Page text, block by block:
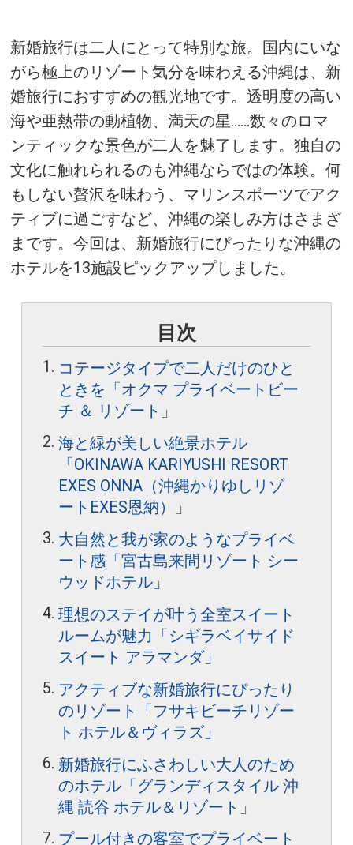
新婚旅行は二人にとって特別な旅。国内にいな
がら極上のリゾート気分を味わえる沖縄は、新
婚旅行におすすめの観光地です。透明度の高い
海や亜熱帯の動植物、満天の星……数々のロマ
ンティックな景色が二人を魅了します。独自の
文化に触れられるのも沖縄ならではの体験。何
もしない贅沢を味わう、マリンスポーツでアク
ティブに過ごすなど、沖縄の楽しみ方はさまざ
まです。今回は、新婚旅行にぴったりな沖縄の
ホテルを13施設ピックアップしました。
目次
コテージタイプで二人だけのひと
ときを「オクマ プライベートビー
チ ＆ リゾート」
海と緑が美しい絶景ホテル
「OKINAWA KARIYUSHI RESORT
EXES ONNA（沖縄かりゆしリゾ
ートEXES恩納）」
大自然と我が家のようなプライベ
ート感「宮古島来間リゾート シー
ウッドホテル」
理想のステイが叶う全室スイート
ルームが魅力「シギラベイサイド
スイート アラマンダ」
アクティブな新婚旅行にぴったり
のリゾート「フサキビーチリゾー
ト ホテル＆ヴィラズ」
新婚旅行にふさわしい大人のため
のホテル「グランディスタイル 沖
縄 読谷 ホテル＆リゾート」
プール付きの客室でプライベート